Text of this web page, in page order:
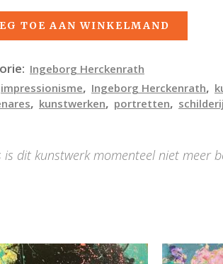
TOE AAN WINKELMAND
Ingeborg Herckenrath
impressionisme, Ingeborg Herckenrath,
, kunstwerken, portretten,
is dit kunstwerk momenteel niet meer